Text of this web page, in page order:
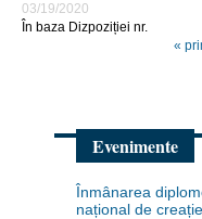
03/19/2020
În baza Dizpoziției nr.
«
Evenimente
Înmânarea
național de